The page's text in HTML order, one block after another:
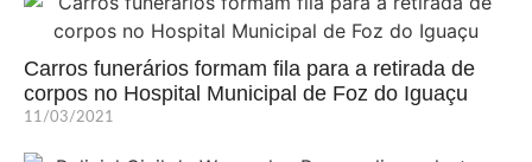
Carros funerários formam fila para a retirada de
corpos no Hospital Municipal de Foz do Iguaçu
11/03/2021